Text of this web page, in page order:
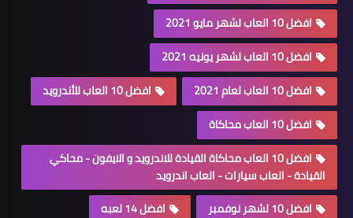
افضل 10 العاب لشهر مايو 2021
افضل 10 العاب لشهر يونيه 2021
افضل 10 العاب لعام 2021
افضل 10 العاب للأندرويد
افضل 10 العاب محاكاة
افضل 10 العاب محاكاة القيادة للاندرويد و الايفون - محاكي
القيادة - العاب سيارات - العاب اندرويد
افضل 10 لشهر نوفمبر
افضل 14 لعبه